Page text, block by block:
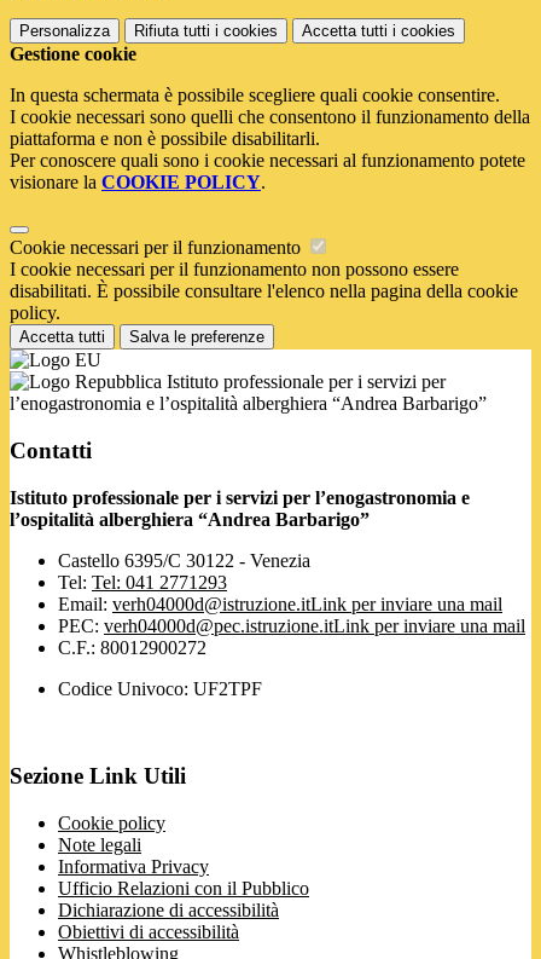
Personalizza Rifiuta tutti i cookies Accetta tutti i cookies
Gestione cookie
In questa schermata è possibile scegliere quali cookie consentire.
I cookie necessari sono quelli che consentono il funzionamento della
piattaforma e non è possibile disabilitarli.
Per conoscere quali sono i cookie necessari al funzionamento potete
visionare la COOKIE POLICY.
Cookie necessari per il funzionamento
I cookie necessari per il funzionamento non possono essere
disabilitati. È possibile consultare l'elenco nella pagina della cookie
policy.
Accetta tutti Salva le preferenze
Istituto professionale per i servizi per
l’enogastronomia e l’ospitalità alberghiera “Andrea Barbarigo”
Contatti
Istituto professionale per i servizi per l’enogastronomia e
l’ospitalità alberghiera “Andrea Barbarigo”
Castello 6395/C 30122 - Venezia
Tel: Tel: 041 2771293
Email: verh04000d@istruzione.itLink per inviare una mail
PEC: verh04000d@pec.istruzione.itLink per inviare una mail
C.F.: 80012900272
Codice Univoco: UF2TPF
Sezione Link Utili
Cookie policy
Note legali
Informativa Privacy
Ufficio Relazioni con il Pubblico
Dichiarazione di accessibilità
Obiettivi di accessibilità
Whistleblowing